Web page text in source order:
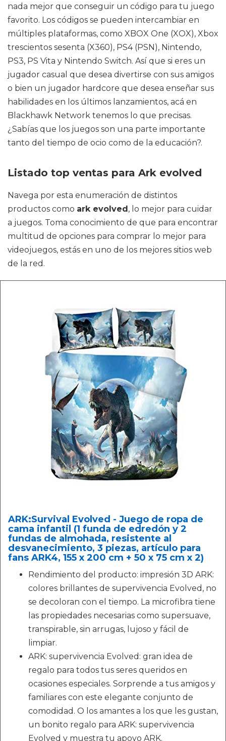
nada mejor que conseguir un código para tu juego
favorito. Los códigos se pueden intercambiar en
múltiples plataformas, como XBOX One (XOX), Xbox
trescientos sesenta (X360), PS4 (PSN), Nintendo,
PS3, PS Vita y Nintendo Switch. Así que si eres un
jugador casual que desea divertirse con sus amigos
o bien un jugador hardcore que desea enseñar sus
habilidades en los últimos lanzamientos, acá en
Blackhawk Network tenemos lo que precisas.
¿Sabías que los juegos son una parte importante
tanto del tiempo de ocio como de la educación?.
Listado top ventas para Ark evolved
Navega por esta enumeración de distintos
productos como ark evolved, lo mejor para cuidar
a juegos. Toma conocimiento de que para encontrar
multitud de opciones para comprar lo mejor para
videojuegos, estás en uno de los mejores sitios web
de la red.
ARK:Survival Evolved - Juego de ropa de
cama infantil (1 funda de edredón y 2
fundas de almohada, resistente al
desvanecimiento, 3 piezas, artículo para
fans ARK4, 155 x 200 cm + 50 x 75 cm x 2)
Rendimiento del producto: impresión 3D ARK:
colores brillantes de supervivencia Evolved, no
se decoloran con el tiempo. La microfibra tiene
las propiedades necesarias como supersuave,
transpirable, sin arrugas, lujoso y fácil de
limpiar.
ARK: supervivencia Evolved: gran idea de
regalo para todos tus seres queridos en
ocasiones especiales. Sorprende a tus amigos y
familiares con este elegante conjunto de
comodidad. O los amantes a los que les gustan,
un bonito regalo para ARK: supervivencia
Evolved y muestra tu apoyo ARK.